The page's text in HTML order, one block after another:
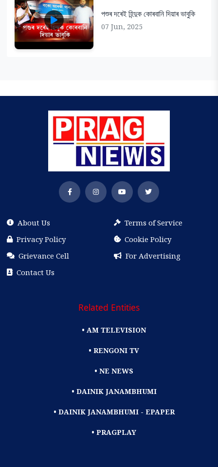
পশুৰ দৰেই হিন্দুক কোৰবানি দিয়াৰ ভাবুকি
07 Jun, 2025
About Us
Terms of Service
Privacy Policy
Cookie Policy
Grievance Cell
For Advertising
Contact Us
Related Entities
• AM TELEVISION
• RENGONI TV
• NE NEWS
• DAINIK JANAMBHUMI
• DAINIK JANAMBHUMI - EPAPER
• PRAGPLAY